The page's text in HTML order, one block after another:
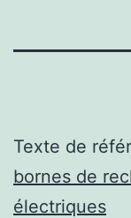
Texte de
bornes de
électriques